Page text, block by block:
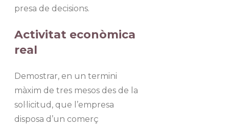
presa de decisions.
Activitat econòmica
real
Demostrar, en un termini
màxim de tres mesos des de la
sol·licitud, que l’empresa
disposa d’un comerç